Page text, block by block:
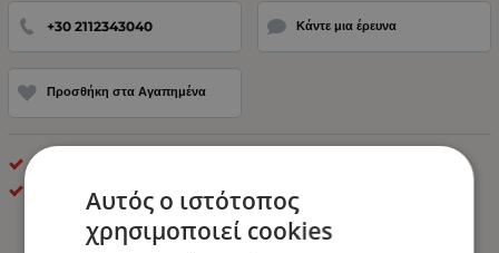
+30 2112343040 Κάντε μια έρευνα
Προσθήκη στα Αγαπημένα
LED Φανοί Πλευρικοί Όγκου
Αυτός ο ιστότοπος
χρησιμοποιεί cookies